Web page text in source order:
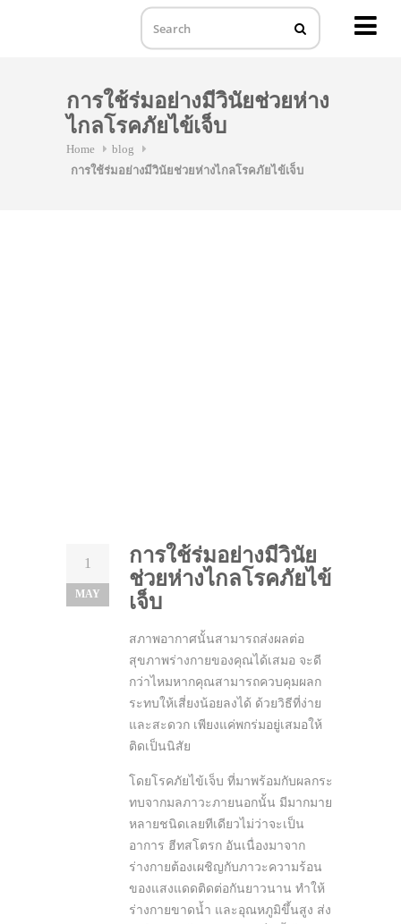
การใช้ร่มอย่างมีวินัยช่วยห่าง
ไกลโรคภัยไข้เจ็บ
Home
blog
การใช้ร่มอย่างมีวินัยช่วยห่างไกลโรคภัยไข้เจ็บ
1
MAY
การใช้ร่มอย่างมีวินัย
ช่วยห่างไกลโรคภัยไข้
เจ็บ
สภาพอากาศนั้นสามารถส่งผลต่อ
สุขภาพร่างกายของคุณได้เสมอ จะดี
กว่าไหมหากคุณสามารถควบคุมผลก
ระทบให้เสี่ยงน้อยลงได้ ด้วยวิธีที่ง่าย
และสะดวก เพียงแค่พกร่มอยู่เสมอให้
ติดเป็นนิสัย
โดยโรคภัยไข้เจ็บ ที่มาพร้อมกับผลกระ
ทบจากมลภาวะภายนอกนั้น มีมากมาย
หลายชนิดเลยทีเดียวไม่ว่าจะเป็น
อาการ ฮีทสโตรก อันเนื่องมาจาก
ร่างกายต้องเผชิญกับภาวะความร้อน
ของแสงแดดติดต่อกันยาวนาน ทำให้
ร่างกายขาดน้ำ และอุณหภูมิขึ้นสูง ส่ง